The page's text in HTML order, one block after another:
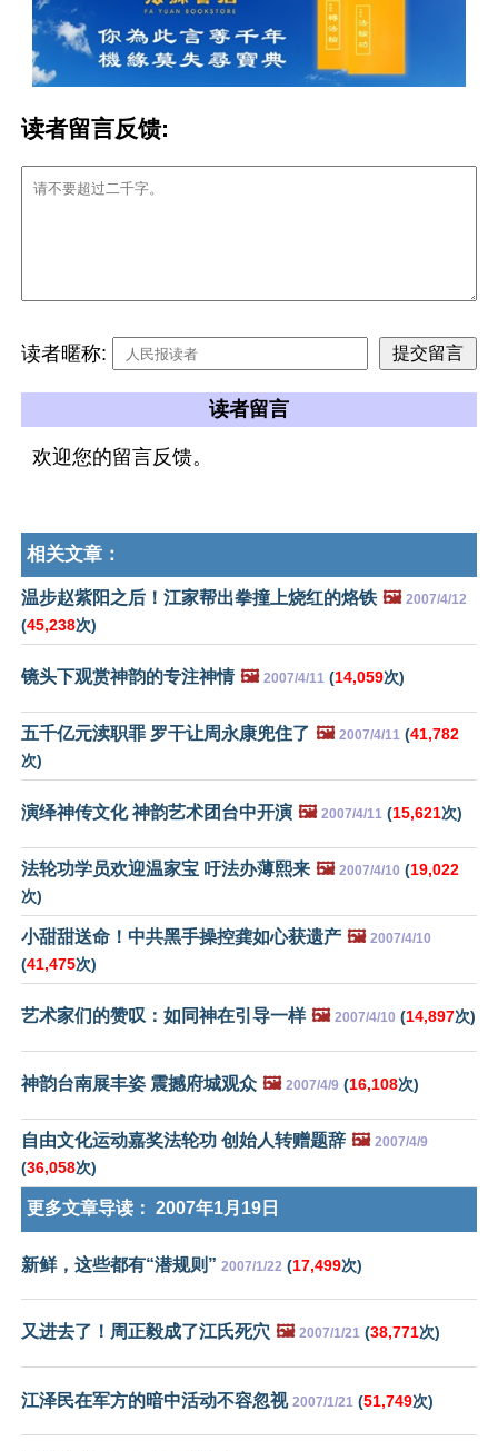
读者留言反馈:
读者暱称:
读者留言
欢迎您的留言反馈。
相关文章：
温步赵紫阳之后！江家帮出拳撞上烧红的烙铁 🖼️ 2007/4/12
(45,238次)
镜头下观赏神韵的专注神情 🖼️ 2007/4/11 (14,059次)
五千亿元渎职罪 罗干让周永康兜住了 🖼️ 2007/4/11 (41,782
次)
演绎神传文化 神韵艺术团台中开演 🖼️ 2007/4/11 (15,621次)
法轮功学员欢迎温家宝 吁法办薄熙来 🖼️ 2007/4/10 (19,022
次)
小甜甜送命！中共黑手操控龚如心获遗产 🖼️ 2007/4/10
(41,475次)
艺术家们的赞叹：如同神在引导一样 🖼️ 2007/4/10 (14,897次)
神韵台南展丰姿 震撼府城观众 🖼️ 2007/4/9 (16,108次)
自由文化运动嘉奖法轮功 创始人转赠题辞 🖼️ 2007/4/9
(36,058次)
更多文章导读： 2007年1月19日
新鲜，这些都有“潜规则” 2007/1/22 (17,499次)
又进去了！周正毅成了江氏死穴 🖼️ 2007/1/21 (38,771次)
江泽民在军方的暗中活动不容忽视 2007/1/21 (51,749次)